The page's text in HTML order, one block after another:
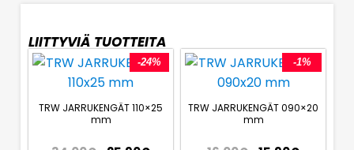
LIITTYVIÄ TUOTTEITA
-24%
TRW JARRUKENGÄT 110×25
mm
-1%
TRW JARRUKENGÄT 090×20
mm